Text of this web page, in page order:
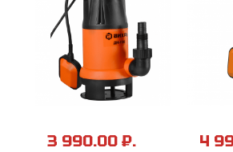
3 990.00 ₽. 4